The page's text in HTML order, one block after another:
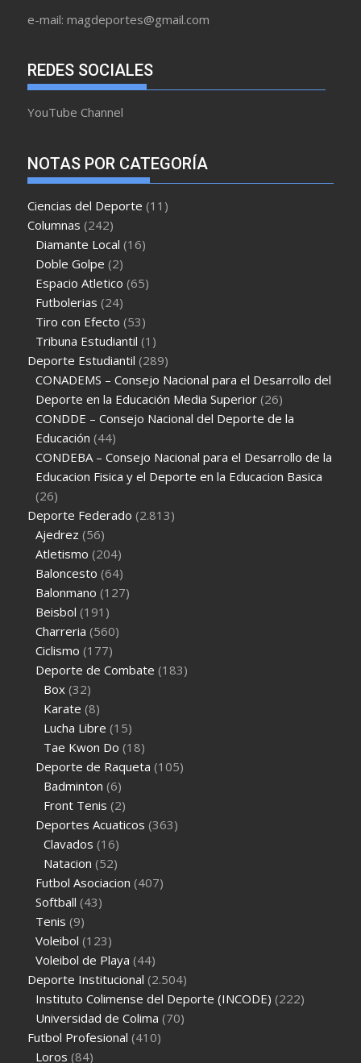
e-mail: magdeportes@gmail.com
REDES SOCIALES
YouTube Channel
NOTAS POR CATEGORÍA
Ciencias del Deporte (11)
Columnas (242)
Diamante Local (16)
Doble Golpe (2)
Espacio Atletico (65)
Futbolerias (24)
Tiro con Efecto (53)
Tribuna Estudiantil (1)
Deporte Estudiantil (289)
CONADEMS – Consejo Nacional para el Desarrollo del
Deporte en la Educación Media Superior (26)
CONDDE – Consejo Nacional del Deporte de la
Educación (44)
CONDEBA – Consejo Nacional para el Desarrollo de la
Educacion Fisica y el Deporte en la Educacion Basica
(26)
Deporte Federado (2.813)
Ajedrez (56)
Atletismo (204)
Baloncesto (64)
Balonmano (127)
Beisbol (191)
Charreria (560)
Ciclismo (177)
Deporte de Combate (183)
Box (32)
Karate (8)
Lucha Libre (15)
Tae Kwon Do (18)
Deporte de Raqueta (105)
Badminton (6)
Front Tenis (2)
Deportes Acuaticos (363)
Clavados (16)
Natacion (52)
Futbol Asociacion (407)
Softball (43)
Tenis (9)
Voleibol (123)
Voleibol de Playa (44)
Deporte Institucional (2.504)
Instituto Colimense del Deporte (INCODE) (222)
Universidad de Colima (70)
Futbol Profesional (410)
Loros (84)